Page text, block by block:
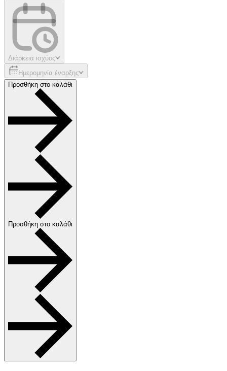
Διάρκεια ισχύος
Ημερομηνία έναρξης
Προσθήκη στο καλάθι
Προσθήκη στο καλάθι